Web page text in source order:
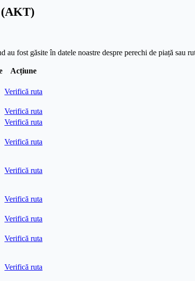
(AKT)
fost găsite în datele noastre despre perechi de piață sau
Acțiune
Verifică ruta
Verifică ruta
Verifică ruta
Verifică ruta
Verifică ruta
Verifică ruta
Verifică ruta
Verifică ruta
Verifică ruta